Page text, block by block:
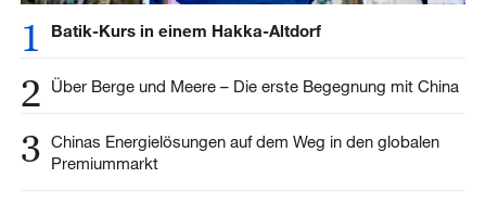
1 Batik-Kurs in einem Hakka-Altdorf
2 Über Berge und Meere – Die erste Begegnung mit China
3 Chinas Energielösungen auf dem Weg in den globalen
Premiummarkt